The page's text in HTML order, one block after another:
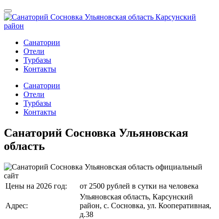
Санатории
Отели
Турбазы
Контакты
Санатории
Отели
Турбазы
Контакты
Санаторий Сосновка Ульяновская
область
Цены на 2026 год: от 2500 рублей в сутки на человека
Адрес:
Ульяновская область, Карсунский
район, с. Сосновка, ул. Кооперативная,
д.38